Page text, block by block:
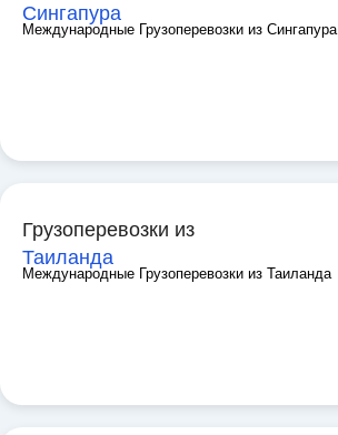
Сингапура
Международные Грузоперевозки из Сингапура
Грузоперевозки из
Таиланда
Международные Грузоперевозки из Таиланда